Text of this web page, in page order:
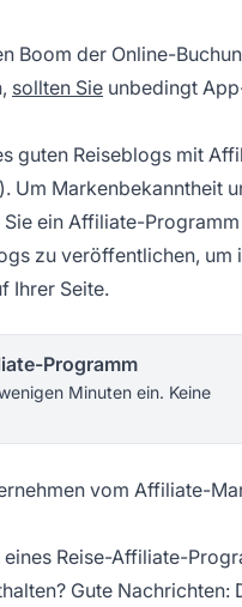
Boom der Online-
sollten Sie unbedingt
guten Reiseblogs mit
). Um Markenbekanntheit
ein Affiliate-Programm
zu veröffentlichen,
Ihrer Seite.
Programm
Minuten ein. Keine
vom Affiliate-
Reise-Affiliate-
Gute Nachrichten: